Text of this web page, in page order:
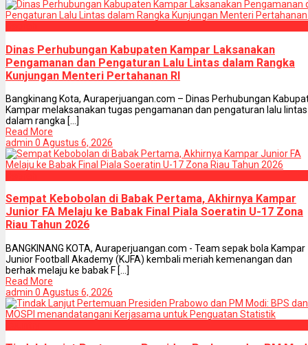
Dinas Perhubungan Kabupaten Kampar Laksanakan
Pengamanan dan Pengaturan Lalu Lintas dalam Rangka
Kunjungan Menteri Pertahanan RI
Bangkinang Kota, Auraperjuangan.com – Dinas Perhubungan
Kampar melaksanakan tugas pengamanan dan pengaturan lalu lintas
dalam rangka [...]
Read More
admin 0 Agustus 6, 2026
Sempat Kebobolan di Babak Pertama, Akhirnya Kampar
Junior FA Melaju ke Babak Final Piala Soeratin U-17 Zona
Riau Tahun 2026
BANGKINANG KOTA, Auraperjuangan.com - Team sepak bola Kampar
Junior Football Akademy (KJFA) kembali meriah kemenangan dan
berhak melaju ke babak F [...]
Read More
admin 0 Agustus 6, 2026